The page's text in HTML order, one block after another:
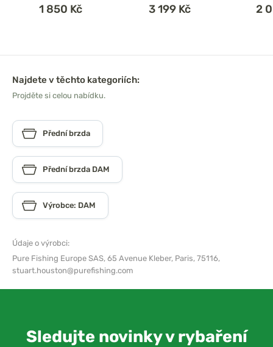
1 850 Kč 3 199 Kč 2
Najdete v těchto kategoriích:
Projděte si celou nabídku.
Přední brzda
Přední brzda DAM
Výrobce: DAM
Údaje o výrobci:
Pure Fishing Europe SAS, 65 Avenue Kleber, Paris, 75116,
stuart.houston@purefishing.com
Sledujte novinky v rybaření